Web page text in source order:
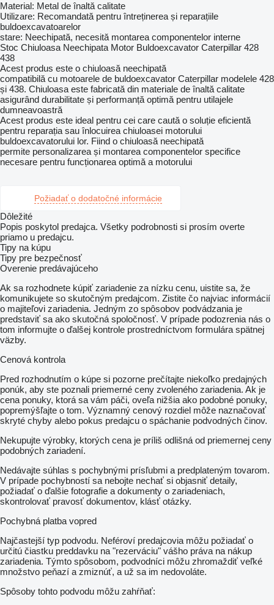
Material: Metal de înaltă calitate
Utilizare: Recomandată pentru întreținerea și reparațiile
buldoexcavatoarelor
stare: Neechipată, necesită montarea componentelor interne
Stoc Chiuloasa Neechipata Motor Buldoexcavator Caterpillar 428
438
Acest produs este o chiuloasă neechipată
compatibilă cu motoarele de buldoexcavator Caterpillar modelele 428
și 438. Chiuloasa este fabricată din materiale de înaltă calitate
asigurând durabilitate și performanță optimă pentru utilajele
dumneavoastră
Acest produs este ideal pentru cei care caută o soluție eficientă
pentru reparația sau înlocuirea chiuloasei motorului
buldoexcavatorului lor. Fiind o chiuloasă neechipată
permite personalizarea și montarea componentelor specifice
necesare pentru funcționarea optimă a motorului
Požiadať o dodatočné informácie
Dôležité
Popis poskytol predajca. Všetky podrobnosti si prosím overte
priamo u predajcu.
Tipy na kúpu
Tipy pre bezpečnosť
Overenie predávajúceho
Ak sa rozhodnete kúpiť zariadenie za nízku cenu, uistite sa, že
komunikujete so skutočným predajcom. Zistite čo najviac informácií
o majiteľovi zariadenia. Jedným zo spôsobov podvádzania je
predstaviť sa ako skutočná spoločnosť. V prípade podozrenia nás o
tom informujte o ďalšej kontrole prostredníctvom formulára spätnej
väzby.
Cenová kontrola
Pred rozhodnutím o kúpe si pozorne prečítajte niekoľko predajných
ponúk, aby ste poznali priemerné ceny zvoleného zariadenia. Ak je
cena ponuky, ktorá sa vám páči, oveľa nižšia ako podobné ponuky,
popremýšľajte o tom. Významný cenový rozdiel môže naznačovať
skryté chyby alebo pokus predajcu o spáchanie podvodných činov.
Nekupujte výrobky, ktorých cena je príliš odlišná od priemernej ceny
podobných zariadení.
Nedávajte súhlas s pochybnými prísľubmi a predplateným tovarom.
V prípade pochybností sa nebojte nechať si objasniť detaily,
požiadať o ďalšie fotografie a dokumenty o zariadeniach,
skontrolovať pravosť dokumentov, klásť otázky.
Pochybná platba vopred
Najčastejší typ podvodu. Neféroví predajcovia môžu požiadať o
určitú čiastku preddavku na "rezerváciu" vášho práva na nákup
zariadenia. Týmto spôsobom, podvodníci môžu zhromaždiť veľké
množstvo peňazí a zmiznúť, a už sa im nedovoláte.
Spôsoby tohto podvodu môžu zahŕňať: